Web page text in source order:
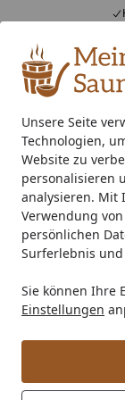
Unsere Seite
Technologien,
Website zu
personalisieren
analysieren. Mit
Verwendung
persönlichen
Surferlebnis
Sie können Ihre
Einstellungen
Alle Produkte
Mein Konto
Suchen
Startseite
Dachrinne
anthrazit